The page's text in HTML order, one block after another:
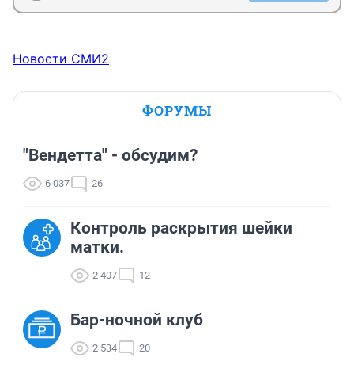
Новости СМИ2
ФОРУМЫ
"Вендетта" - обсудим?
6 037 26
Контроль раскрытия шейки
матки.
2 407 12
Бар-ночной клуб
2 534 20